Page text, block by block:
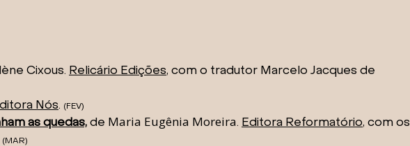
Cixous. Relicário Edições, com o tradutor Marcelo Jacques de
Nós. (FEV)
as quedas, de Maria Eugênia Moreira. Editora Reformatório, com os
(MAR)